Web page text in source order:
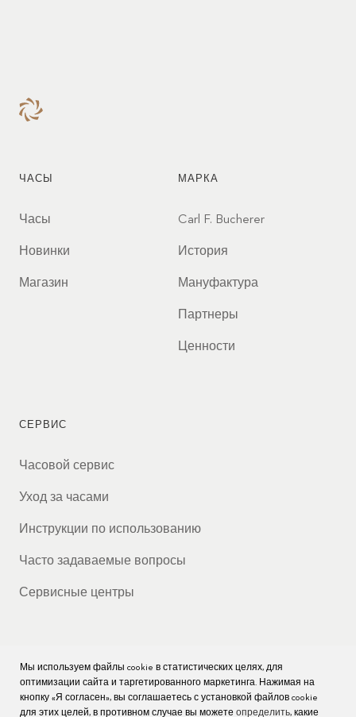
ЧАСЫ
Часы
Новинки
Магазин
МАРКА
Carl F. Bucherer
История
Мануфактура
Партнеры
Ценности
СЕРВИС
Часовой сервис
Уход за часами
Инструкции по использованию
Часто задаваемые вопросы
Сервисные центры
КОМПАНИЯ
Вакансии
Мы используем файлы cookie в статистических целях, для
оптимизации сайта и таргетированного маркетинга. Нажимая на
кнопку «Я согласен», вы соглашаетесь с установкой файлов cookie
для этих целей, в противном случае вы можете определить, какие